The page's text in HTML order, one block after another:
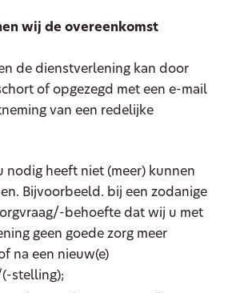
wij de overeenkomst
de dienstverlening kan door
of opgezegd met een e-mail
van een redelijke
nodig heeft niet (meer) kunnen
Bijvoorbeeld. bij een zodanige
behoefte dat wij u met
geen goede zorg meer
na een nieuw(e)
stelling);